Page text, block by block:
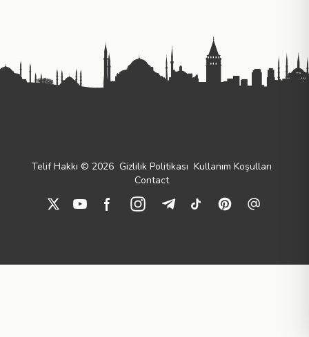
Telif Hakkı © 2026 Gizlilik Politikası Kullanım Koşulları
Contact